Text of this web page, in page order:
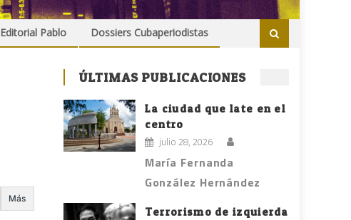
Editorial Pablo Dossiers Cubaperiodistas
Más
ÚLTIMAS PUBLICACIONES
La ciudad que late en el
centro
julio 28, 2026
María Fernanda
González Hernández
Terrorismo de izquierda